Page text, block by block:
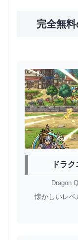
完全無
ドラ
Dragon
懐かしいレベ